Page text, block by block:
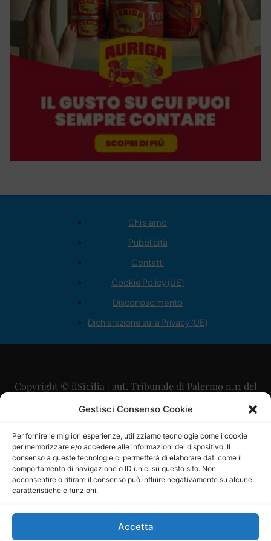
Gestisci Consenso Cookie
Per fornire le migliori esperienze, utilizziamo tecnologie come i cookie
per memorizzare e/o accedere alle informazioni del dispositivo. Il
consenso a queste tecnologie ci permetterà di elaborare dati come il
comportamento di navigazione o ID unici su questo sito. Non
acconsentire o ritirare il consenso può influire negativamente su alcune
caratteristiche e funzioni.
Accetta
Chi siamo
Pubblicità
Contatti
Cookie Policy (UE)
Disconoscimento
Dichiarazione sulla Privacy (UE)
Copyright © ilSicilia | aut. Tribunale di Palermo n.11 del
29/09/2015
Direttore Editoriale: Maurizio Scaglione
Direttore Responsabile: Maria Calabrese
P.IVA: 06334930820